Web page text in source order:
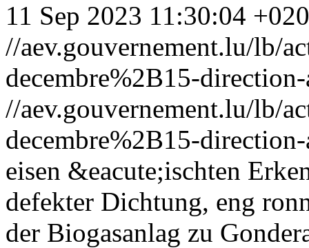
11 Sep 2023 11:30:04
//aev.gouvernement.lu/lb/
decembre%2B15-
//aev.gouvernement.lu/lb/
decembre%2B15-
eisen &eacute;ischten
defekter Dichtung, eng
der Biogasanlag zu